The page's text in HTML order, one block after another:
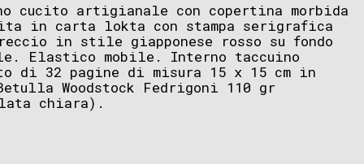
cucito artigianale con copertina morbida
in carta lokta con stampa serigrafica
in stile giapponese rosso su fondo
Elastico mobile. Interno taccuino
di 32 pagine di misura 15 x 15 cm in
Woodstock Fedrigoni 110 gr
chiara).